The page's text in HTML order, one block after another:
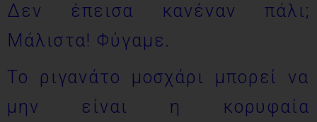
Δεν έπεισα κανέναν πάλι;
Μάλιστα! Φύγαμε.
Το ριγανάτο μοσχάρι μπορεί να
μην είναι η κορυφαία